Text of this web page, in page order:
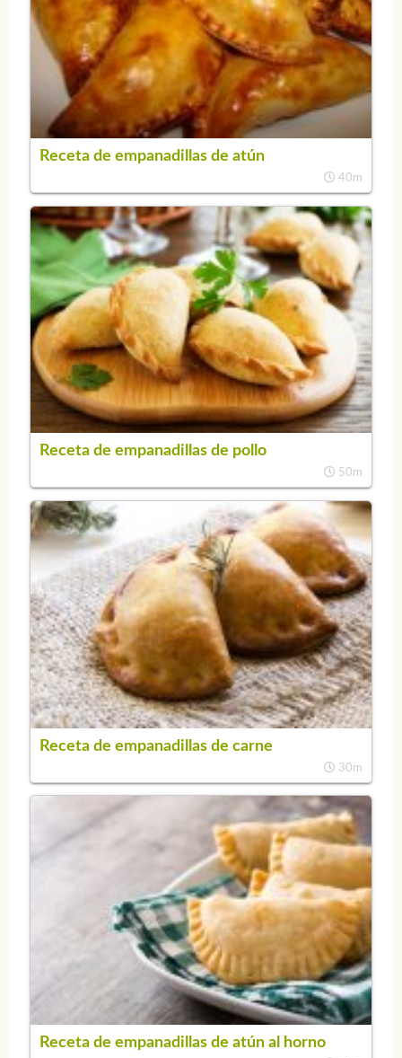
Receta de empanadillas de atún
40m
Receta de empanadillas de pollo
50m
Receta de empanadillas de carne
30m
Receta de empanadillas de atún al horno